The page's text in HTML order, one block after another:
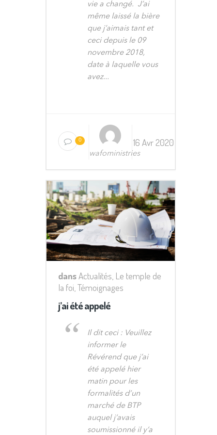
vie a changé. J’ai
même laissé la bière
que j’aimais tant et
ceci depuis le 09
novembre 2018,
date à laquelle vous
avez...
0
wafoministries
16 Avr 2020
dansActualités, Le temple de
la foi,Témoignages
j’ai été appelé
Il dit ceci : Veuillez
informer le
Révérend que j’ai
été appelé hier
matin pour les
formalités d’un
marché de BTP
auquel j’avais
soumissionné il y’a